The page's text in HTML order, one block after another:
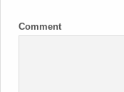
Comment